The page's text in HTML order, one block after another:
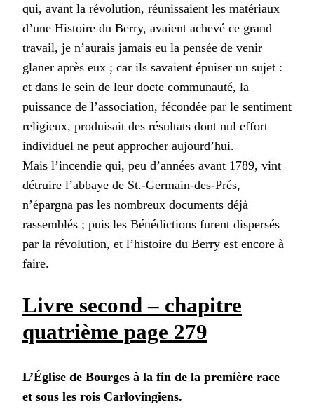
qui, avant la révolution, réunissaient les matériaux
d’une Histoire du Berry, avaient achevé ce grand
travail, je n’aurais jamais eu la pensée de venir
glaner après eux ; car ils savaient épuiser un sujet :
et dans le sein de leur docte communauté, la
puissance de l’association, fécondée par le sentiment
religieux, produisait des résultats dont nul effort
individuel ne peut approcher aujourd’hui.
Mais l’incendie qui, peu d’années avant 1789, vint
détruire l’abbaye de St.-Germain-des-Prés,
n’épargna pas les nombreux documents déjà
rassemblés ; puis les Bénédictions furent dispersés
par la révolution, et l’histoire du Berry est encore à
faire.
Livre second – chapitre
quatrième page 279
L’Église de Bourges à la fin de la première race
et sous les rois Carlovingiens.